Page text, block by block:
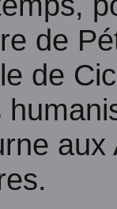
de
de
aux